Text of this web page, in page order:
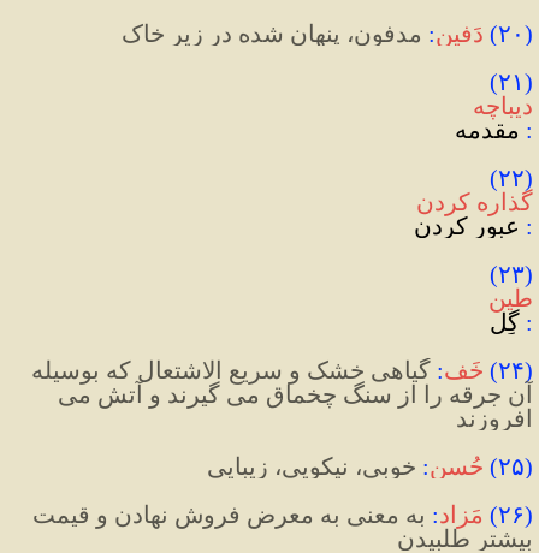
(۲۰) دَفین: مدفون، پنهان شده در زیر خاک
(۲۱)
دیباچه
: مقدمه
(۲۲)
گذاره کردن
: عبور کردن
(۲۳)
طین
: گِل
(۲۴) خَف:
افروزند
(۲۵) حُسن: خوبی، نیکویی، زیبایی
(۲۶) مَزاد:
بیشتر طلبیدن